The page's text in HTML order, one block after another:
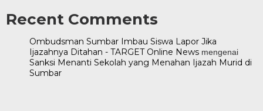
Recent Comments
Ombudsman Sumbar Imbau Siswa Lapor Jika
Ijazahnya Ditahan - TARGET Online News mengenai
Sanksi Menanti Sekolah yang Menahan Ijazah Murid di
Sumbar